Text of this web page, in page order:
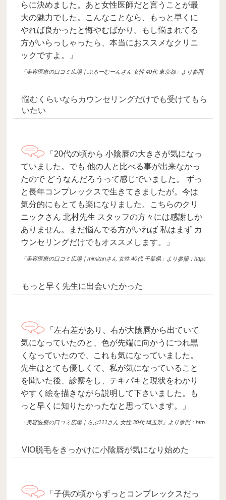
らに決めました。あと女性医師だと言うことが最
大の魅力でした。こんなことなら、もっと早くに
やれば良かったと悔やむばかり。もし悩まれてる
方がいらっしゃったら、本当におススメなクリニ
ックですよ。」
「美容医療の口コミ広場｜ぶるーむーんさん 女性 40代 東京都」より参照：
悩むくらいならカウンセリングだけでも受けてもら
いたい
「20代の頃から 小陰唇の大きさが気になっ
ていました。でも 他の人と比べる事が出来なかっ
たので どうなんだろうって感じでいました。 ずっ
と長年コンプレックスで生きてきましたが。今は
気分的にもとても楽になりました。こちらのクリ
ニックさん 北村先生 スタッフの方々には感謝しか
ありません。まだ悩んでる方がいれば 私はまず カ
ウンセリングだけでもオススメします。」
「美容医療の口コミ広場｜mimitanさん 女性 40代 千葉県」より参照：https://
もっと早く先生に出会いたかった
「左右差があり、右が大陰唇から出ていて
気になっていたのと、色が先端に向かうにつれ黒
くなっていたので、これも気になっていました。
先生はとても優しくて、私が気になっていること
を聞いた後、診察をし、テキパキと現状をわかり
やすく絵を描きながら説明して下さいました。も
っと早くに知りたかったなと思っています。」
「美容医療の口コミ広場｜らぶ111さん 女性 30代 埼玉県」より参照：https://
VIO脱毛をきっかけに小陰唇が気になり始めた
「子供の頃からずっとコンプレックスだっ